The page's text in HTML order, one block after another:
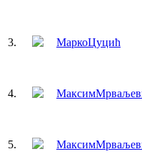
3. МаркоЦуцић
4. Максим
5. Максим